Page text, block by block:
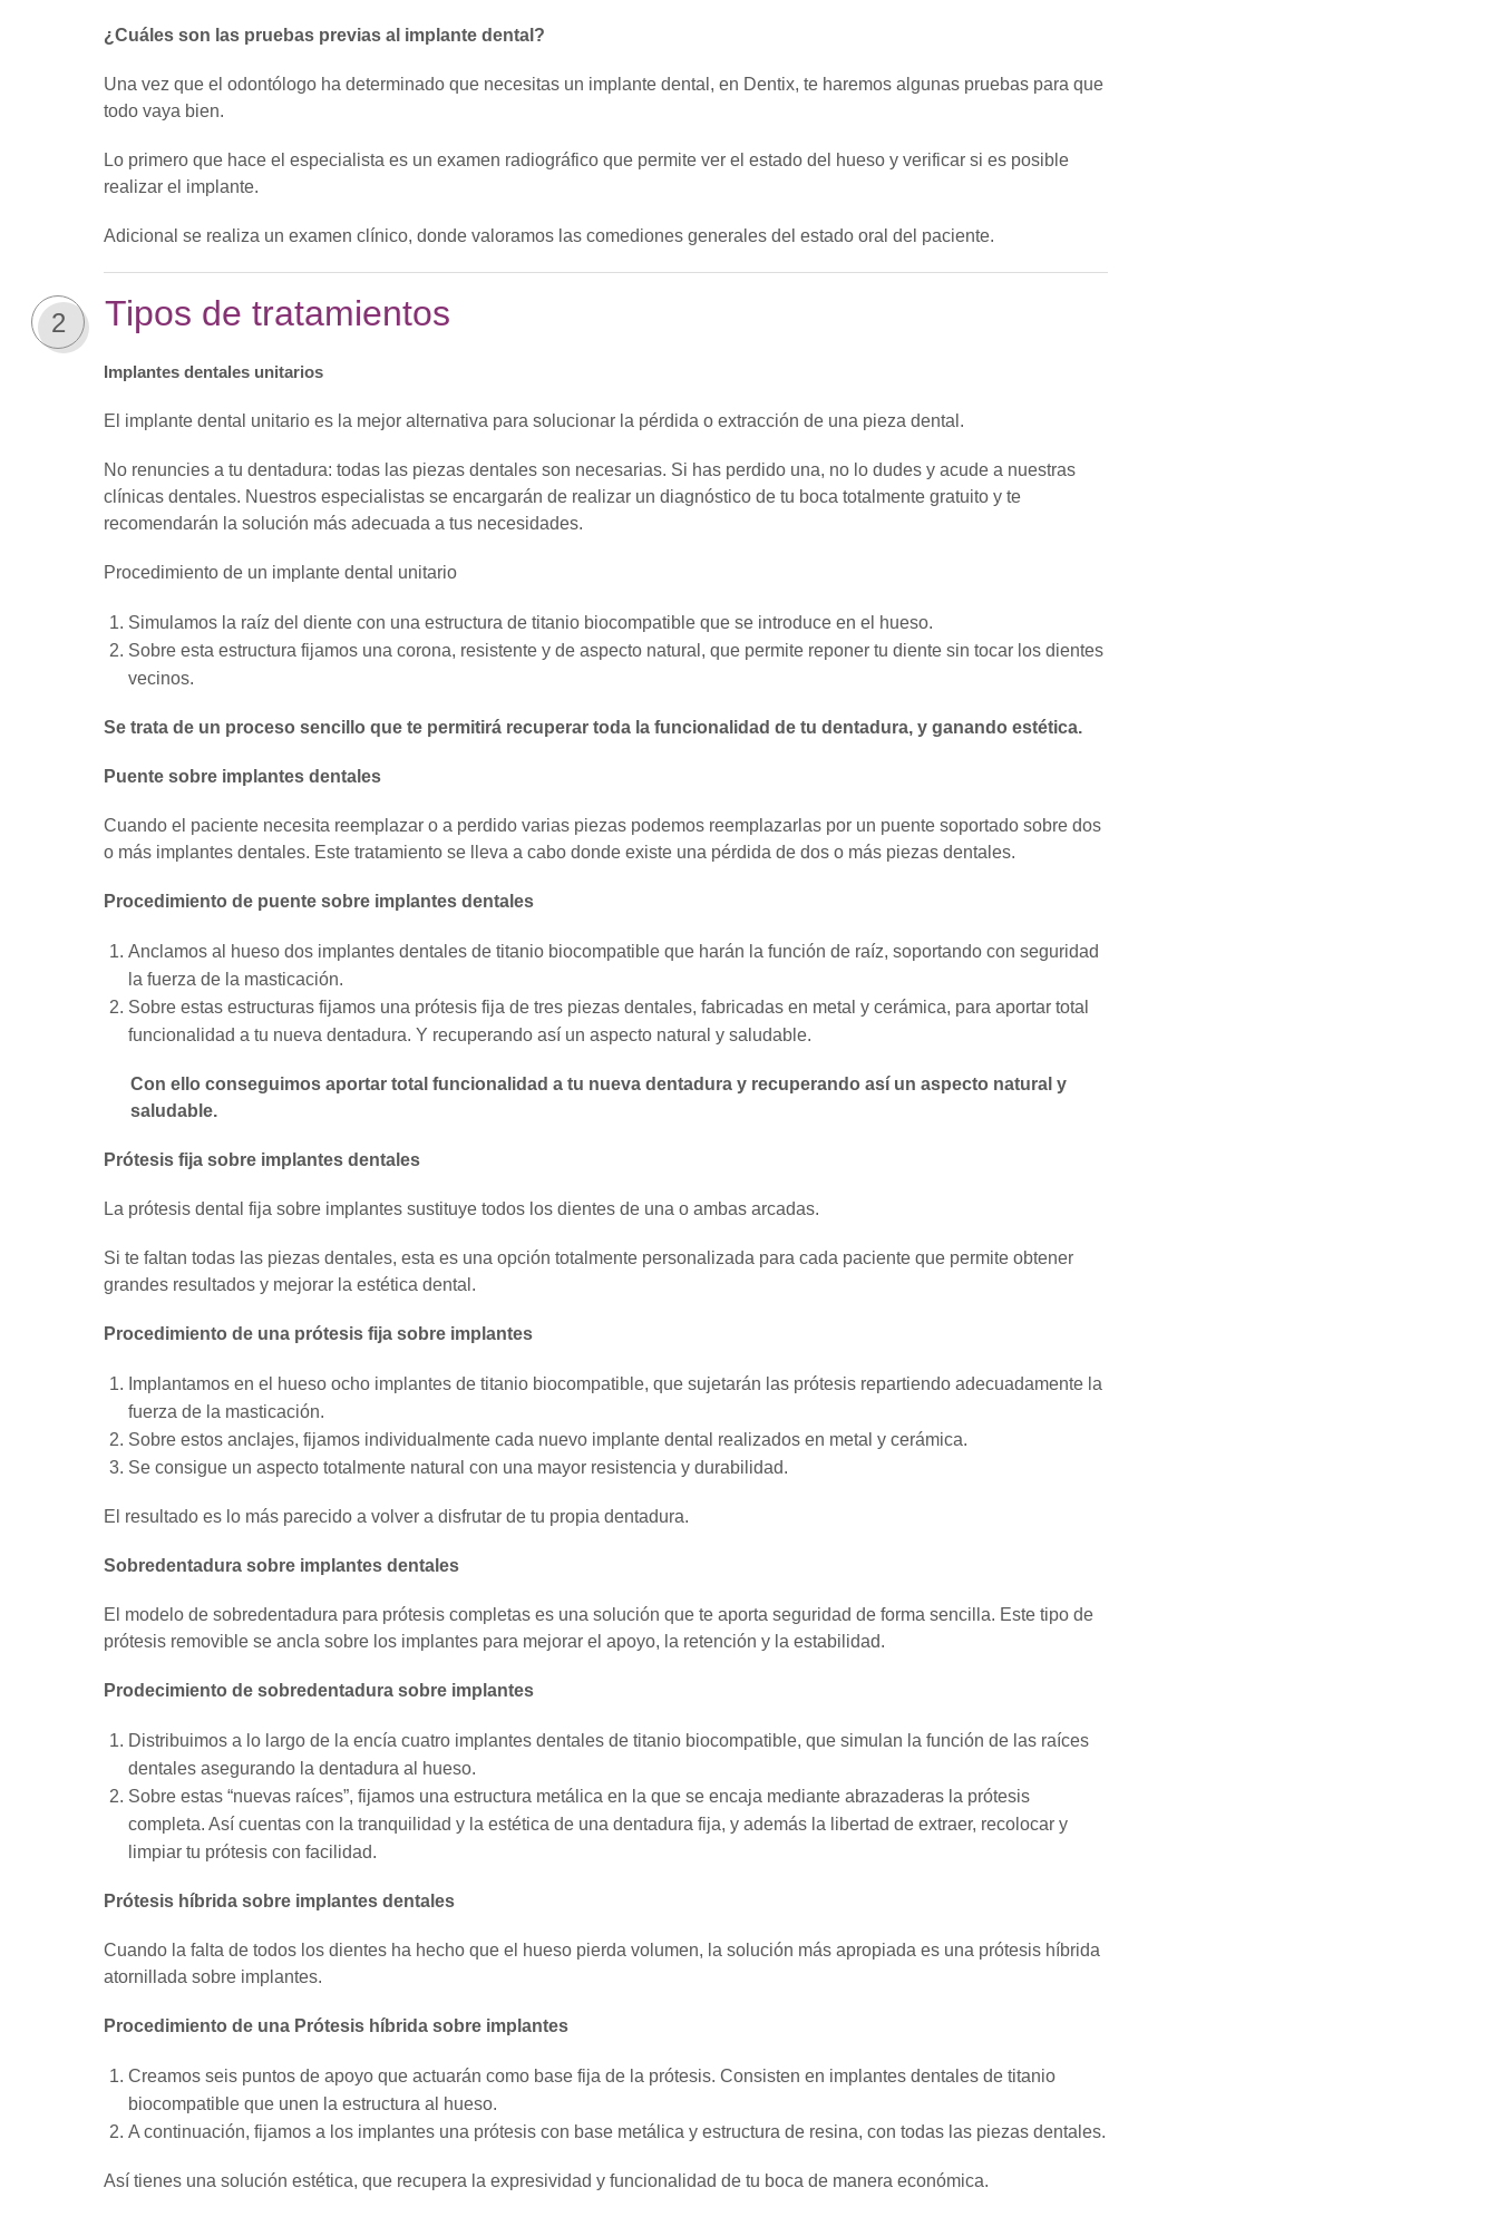
¿Cuáles son las pruebas previas al implante dental?
Una vez que el odontólogo ha determinado que necesitas un implante dental, en Dentix, te haremos algunas pruebas para que
todo vaya bien.
Lo primero que hace el especialista es un examen radiográfico que permite ver el estado del hueso y verificar si es posible
realizar el implante.
Adicional se realiza un examen clínico, donde valoramos las comediones generales del estado oral del paciente.
2 Tipos de tratamientos
Implantes dentales unitarios
El implante dental unitario es la mejor alternativa para solucionar la pérdida o extracción de una pieza dental.
No renuncies a tu dentadura: todas las piezas dentales son necesarias. Si has perdido una, no lo dudes y acude a nuestras
clínicas dentales. Nuestros especialistas se encargarán de realizar un diagnóstico de tu boca totalmente gratuito y te
recomendarán la solución más adecuada a tus necesidades.
Procedimiento de un implante dental unitario
Simulamos la raíz del diente con una estructura de titanio biocompatible que se introduce en el hueso.
Sobre esta estructura fijamos una corona, resistente y de aspecto natural, que permite reponer tu diente sin tocar los dientes
vecinos.
Se trata de un proceso sencillo que te permitirá recuperar toda la funcionalidad de tu dentadura, y ganando estética.
Puente sobre implantes dentales
Cuando el paciente necesita reemplazar o a perdido varias piezas podemos reemplazarlas por un puente soportado sobre dos
o más implantes dentales. Este tratamiento se lleva a cabo donde existe una pérdida de dos o más piezas dentales.
Procedimiento de puente sobre implantes dentales
Anclamos al hueso dos implantes dentales de titanio biocompatible que harán la función de raíz, soportando con seguridad
la fuerza de la masticación.
Sobre estas estructuras fijamos una prótesis fija de tres piezas dentales, fabricadas en metal y cerámica, para aportar total
funcionalidad a tu nueva dentadura. Y recuperando así un aspecto natural y saludable.
Con ello conseguimos aportar total funcionalidad a tu nueva dentadura y recuperando así un aspecto natural y
saludable.
Prótesis fija sobre implantes dentales
La prótesis dental fija sobre implantes sustituye todos los dientes de una o ambas arcadas.
Si te faltan todas las piezas dentales, esta es una opción totalmente personalizada para cada paciente que permite obtener
grandes resultados y mejorar la estética dental.
Procedimiento de una prótesis fija sobre implantes
Implantamos en el hueso ocho implantes de titanio biocompatible, que sujetarán las prótesis repartiendo adecuadamente la
fuerza de la masticación.
Sobre estos anclajes, fijamos individualmente cada nuevo implante dental realizados en metal y cerámica.
Se consigue un aspecto totalmente natural con una mayor resistencia y durabilidad.
El resultado es lo más parecido a volver a disfrutar de tu propia dentadura.
Sobredentadura sobre implantes dentales
El modelo de sobredentadura para prótesis completas es una solución que te aporta seguridad de forma sencilla. Este tipo de
prótesis removible se ancla sobre los implantes para mejorar el apoyo, la retención y la estabilidad.
Prodecimiento de sobredentadura sobre implantes
Distribuimos a lo largo de la encía cuatro implantes dentales de titanio biocompatible, que simulan la función de las raíces
dentales asegurando la dentadura al hueso.
Sobre estas “nuevas raíces”, fijamos una estructura metálica en la que se encaja mediante abrazaderas la prótesis
completa. Así cuentas con la tranquilidad y la estética de una dentadura fija, y además la libertad de extraer, recolocar y
limpiar tu prótesis con facilidad.
Prótesis híbrida sobre implantes dentales
Cuando la falta de todos los dientes ha hecho que el hueso pierda volumen, la solución más apropiada es una prótesis híbrida
atornillada sobre implantes.
Procedimiento de una Prótesis híbrida sobre implantes
Creamos seis puntos de apoyo que actuarán como base fija de la prótesis. Consisten en implantes dentales de titanio
biocompatible que unen la estructura al hueso.
A continuación, fijamos a los implantes una prótesis con base metálica y estructura de resina, con todas las piezas dentales.
Así tienes una solución estética, que recupera la expresividad y funcionalidad de tu boca de manera económica.